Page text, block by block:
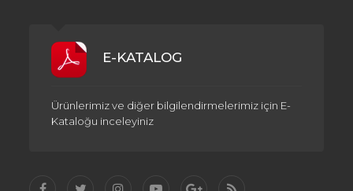
E-KATALOG
Ürünlerimiz ve diğer bilgilendirmelerimiz için E-
Kataloğu inceleyiniz